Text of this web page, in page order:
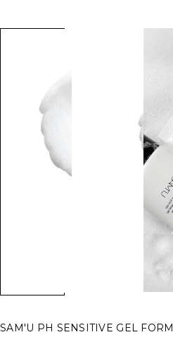
SAM'U PH SENSITIVE GEL FORM